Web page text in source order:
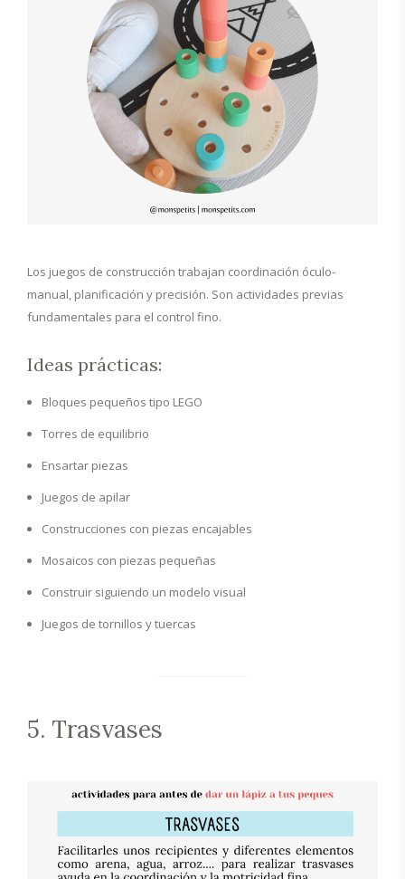
Los juegos de construcción trabajan coordinación óculo-
manual, planificación y precisión. Son actividades previas
fundamentales para el control fino.
Ideas prácticas:
Bloques pequeños tipo LEGO
Torres de equilibrio
Ensartar piezas
Juegos de apilar
Construcciones con piezas encajables
Mosaicos con piezas pequeñas
Construir siguiendo un modelo visual
Juegos de tornillos y tuercas
5. Trasvases